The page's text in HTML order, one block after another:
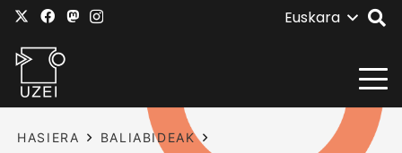
Euskara
HASIERA
BALIABIDEAK